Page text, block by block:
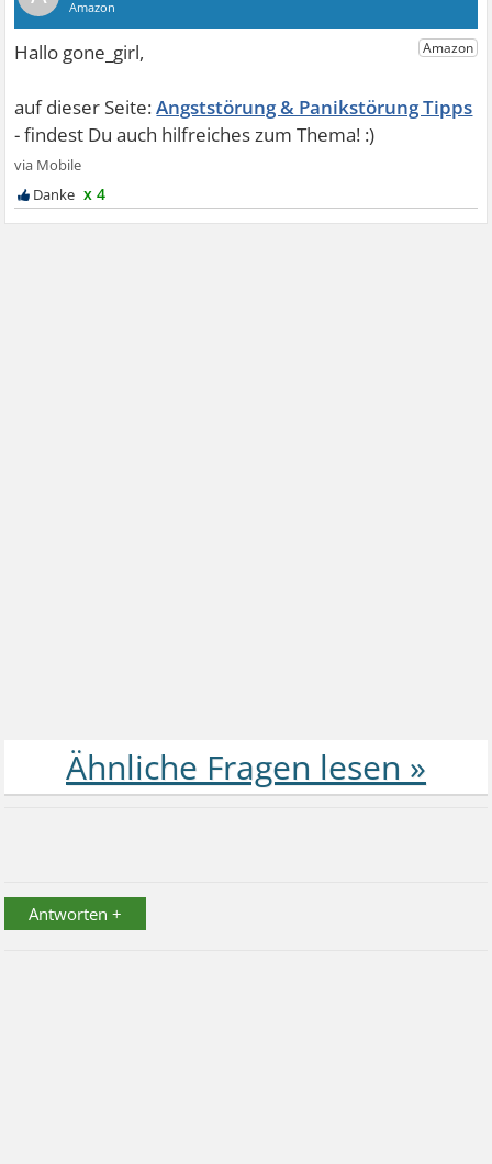
Angststörung & Panikstörung Tipps
x 4
Antworten +